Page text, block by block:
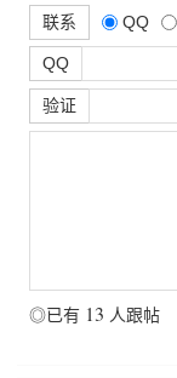
联系 QQ
QQ
验证
◎已有 13 人跟帖